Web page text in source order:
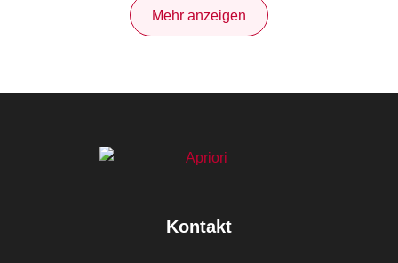
Mehr anzeigen
Kontakt